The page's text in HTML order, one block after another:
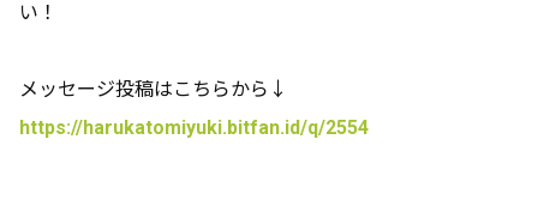
い！
メッセージ投稿はこちらから↓
https://harukatomiyuki.bitfan.id/q/2554